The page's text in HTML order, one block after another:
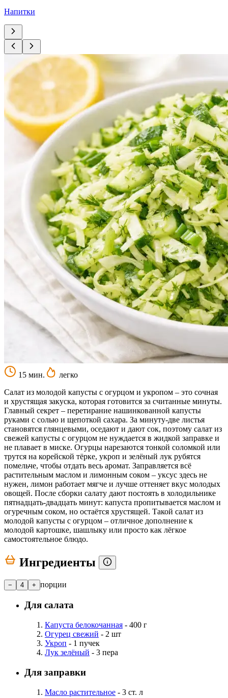
Напитки
15 мин.
легко
Салат из молодой капусты с огурцом и укропом – это сочная
и хрустящая закуска, которая готовится за считанные минуты.
Главный секрет – перетирание нашинкованной капусты
руками с солью и щепоткой сахара. За минуту-две листья
становятся глянцевыми, оседают и дают сок, поэтому салат из
свежей капусты с огурцом не нуждается в жидкой заправке и
не плавает в миске. Огурцы нарезаются тонкой соломкой или
трутся на корейской тёрке, укроп и зелёный лук рубятся
помельче, чтобы отдать весь аромат. Заправляется всё
растительным маслом и лимонным соком – уксус здесь не
нужен, лимон работает мягче и лучше оттеняет вкус молодых
овощей. После сборки салату дают постоять в холодильнике
пятнадцать-двадцать минут: капуста пропитывается маслом и
огуречным соком, но остаётся хрустящей. Такой салат из
молодой капусты с огурцом – отличное дополнение к
молодой картошке, шашлыку или просто как лёгкое
самостоятельное блюдо.
Ингредиенты
− 4 + порции
Для салата
Капуста белокочанная - 400 г
Огурец свежий - 2 шт
Укроп - 1 пучек
Лук зелёный - 3 пера
Для заправки
Масло растительное - 3 ст. л